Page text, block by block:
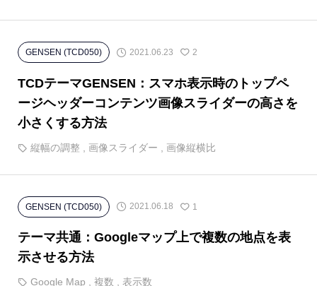
GENSEN (TCD050) 2021.06.23 2
TCDテーマGENSEN：スマホ表示時のトップペ
ージヘッダーコンテンツ画像スライダーの高さを
小さくする方法
縦幅の調整 画像スライダー 画像縦横比
GENSEN (TCD050) 2021.06.18 1
テーマ共通：Googleマップ上で複数の地点を表
示させる方法
Google Map , 複数 , 表示数